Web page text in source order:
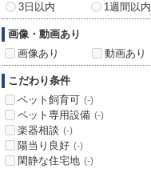
3日以内
1週間以内
画像・動画あり
画像あり
動画あり
こだわり条件
ペット飼育可 (-)
ペット専用設備 (-)
楽器相談 (-)
陽当り良好 (-)
閑静な住宅地 (-)